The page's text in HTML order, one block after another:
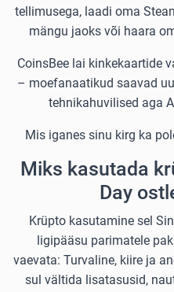
tellimusega, laadi oma
mängu jaoks või haara
CoinsBee lai kinkekaartide
– moefanaatikud saavad
tehnikahuvilised aga
Mis iganes sinu kirg ka
Miks kasutada
Day
Krüpto kasutamine sel
ligipääsu parimatele
vaevata: Turvaline, kiire ja
sul vältida lisatasusid,